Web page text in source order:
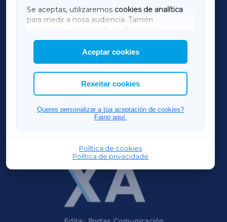
Se aceptas, utilizaremos cookies de analítica
para medir a nosa audiencia. Tamén
utilizaremos
cookies de marketing
mostrar publicidade de terceiros.
Así mesmo, podes personalizar a elección das
cookies que desexas permitir.
Aceptar cookies
Rexeitar cookies
Queres personalizar a túa aceptación de cookies?
Faino aquí.
Política de cookies
Política de privacidade
AMARIÑAXA
RIBEIRASACRAXA
ACORUÑAXA
FERROLXA
OURENSEXA